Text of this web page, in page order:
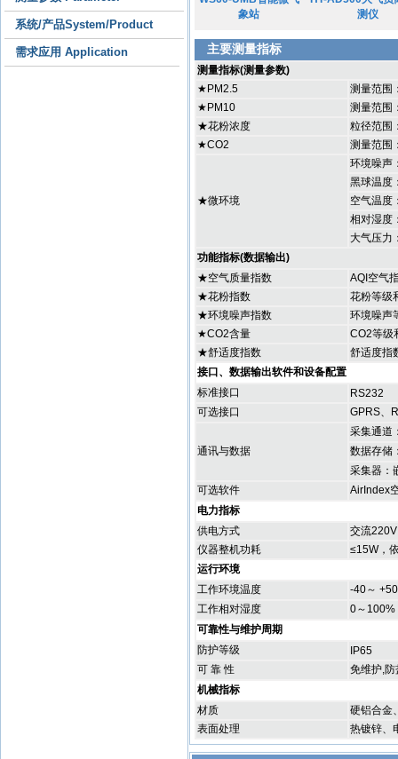
系统/产品System/Product
需求应用 Application
象站
测仪
主要测量指标
测量指标(测量参数)
★PM2.5
测量范围
★PM10
测量范围
★花粉浓度
粒径范围
★CO2
测量范围
★微环境
环境噪声
黑球温度
空气温度
相对湿度
大气压力
功能指标(数据输出)
★空气质量指数
AQI空气
★花粉指数
花粉等级
★环境噪声指数
环境噪声
★CO2含量
CO2等级
★舒适度指数
舒适度指
接口、数据输出软件和设备配置
标准接口
RS232
可选接口
GPRS、
通讯与数据
采集通道
数据存储
采集器：
可选软件
AirIndex
电力指标
供电方式
交流
仪器整机功耗
≤15W，
运行环境
工作环境温度
-40～
工作相对湿度
0～100%
可靠性与维护周期
防护等级
IP65
可 靠 性
免维护,
机械指标
材质
硬铝合金
表面处理
热镀锌、